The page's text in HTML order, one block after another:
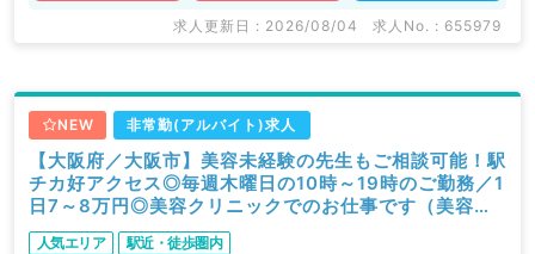
求人更新日 : 2026/08/04 求人No. : 655979
NEW 非常勤(アルバイト)求人
【大阪府／大阪市】美容未経験の先生もご相談可能！駅
チカ好アクセス◎毎週木曜日の10時～19時のご勤務／1
日7～8万円◎美容クリニックでのお仕事です（美容皮
膚科／非常勤）
人気エリア 駅近・徒歩圏内